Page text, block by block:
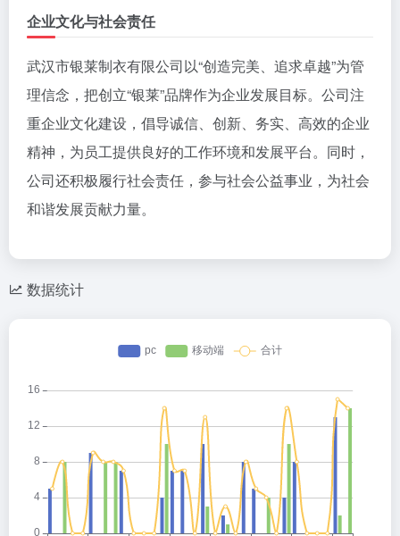
企业文化与社会责任
武汉市银莱制衣有限公司以“创造完美、追求卓越”为管
理信念，把创立“银莱”品牌作为企业发展目标。公司注
重企业文化建设，倡导诚信、创新、务实、高效的企业
精神，为员工提供良好的工作环境和发展平台。同时，
公司还积极履行社会责任，参与社会公益事业，为社会
和谐发展贡献力量。
数据统计